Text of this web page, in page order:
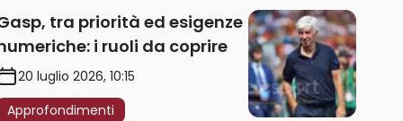
tra priorità ed esigenze
i ruoli da coprire
20 luglio 2026, 10:15
Approfondimenti